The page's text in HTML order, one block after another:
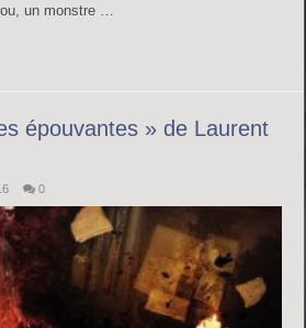
un monstre …
épouvantes » de Laurent
0